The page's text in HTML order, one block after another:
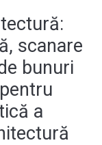
scanare
bunuri
a